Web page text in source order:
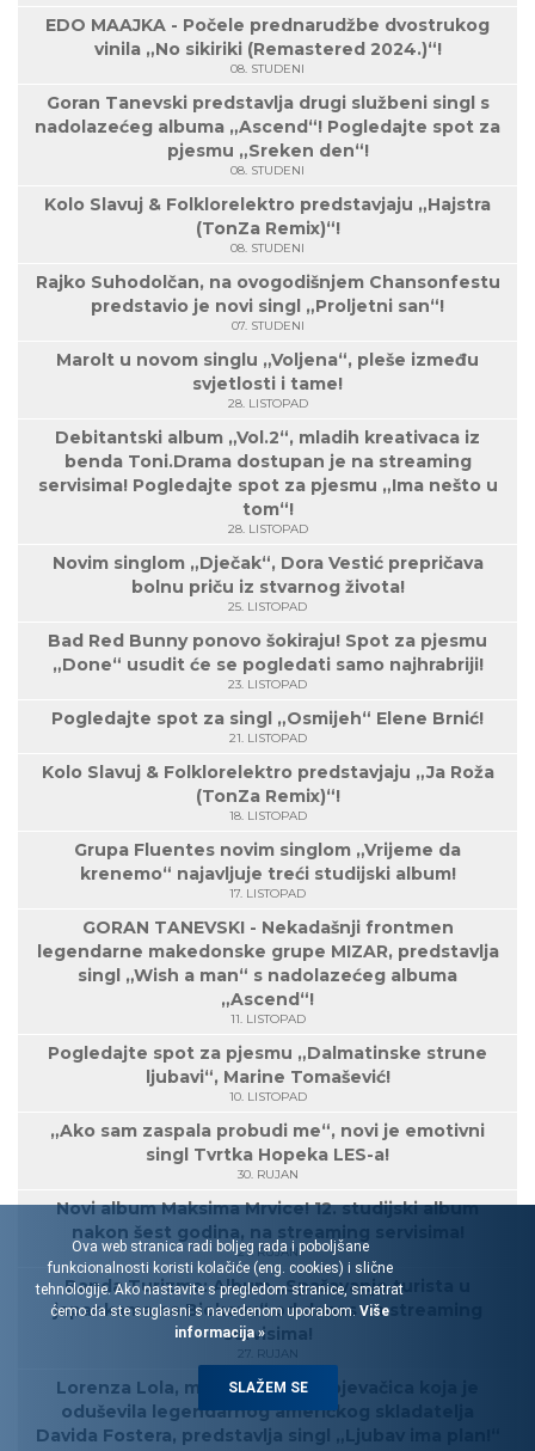
EDO MAAJKA - Počele prednarudžbe dvostrukog
vinila „No sikiriki (Remastered 2024.)“!
08. STUDENI
Goran Tanevski predstavlja drugi službeni singl s
nadolazećeg albuma „Ascend“! Pogledajte spot za
pjesmu „Sreken den“!
08. STUDENI
Kolo Slavuj & Folklorelektro predstavjaju „Hajstra
(TonZa Remix)“!
08. STUDENI
Rajko Suhodolčan, na ovogodišnjem Chansonfestu
predstavio je novi singl „Proljetni san“!
07. STUDENI
Marolt u novom singlu „Voljena“, pleše između
svjetlosti i tame!
28. LISTOPAD
Debitantski album „Vol.2“, mladih kreativaca iz
benda Toni.Drama dostupan je na streaming
servisima! Pogledajte spot za pjesmu „Ima nešto u
tom“!
28. LISTOPAD
Novim singlom „Dječak“, Dora Vestić prepričava
bolnu priču iz stvarnog života!
25. LISTOPAD
Bad Red Bunny ponovo šokiraju! Spot za pjesmu
„Done“ usudit će se pogledati samo najhrabriji!
23. LISTOPAD
Pogledajte spot za singl „Osmijeh“ Elene Brnić!
21. LISTOPAD
Kolo Slavuj & Folklorelektro predstavjaju „Ja Roža
(TonZa Remix)“!
18. LISTOPAD
Grupa Fluentes novim singlom „Vrijeme da
krenemo“ najavljuje treći studijski album!
17. LISTOPAD
GORAN TANEVSKI - Nekadašnji frontmen
legendarne makedonske grupe MIZAR, predstavlja
singl „Wish a man“ s nadolazećeg albuma
„Ascend“!
11. LISTOPAD
Pogledajte spot za pjesmu „Dalmatinske strune
ljubavi“, Marine Tomašević!
10. LISTOPAD
„Ako sam zaspala probudi me“, novi je emotivni
singl Tvrtka Hopeka LES-a!
30. RUJAN
Novi album Maksima Mrvice! 12. studijski album
nakon šest godina, na streaming servisima!
27. RUJAN
Banda Turizma: Album „Spašavanje turista u
japankama na Biokovu“ od danas na streaming
servisima!
27. RUJAN
Lorenza Lola, mlada rovinjska pjevačica koja je
oduševila legendarnog američkog skladatelja
Davida Fostera, predstavlja singl „Ljubav ima plan!“
Ova web stranica radi boljeg rada i poboljšane
funkcionalnosti koristi kolačiće (eng. cookies) i slične
tehnologije. Ako nastavite s pregledom stranice, smatrat
ćemo da ste suglasni s navedenom uporabom. Više
informacija »
SLAŽEM SE